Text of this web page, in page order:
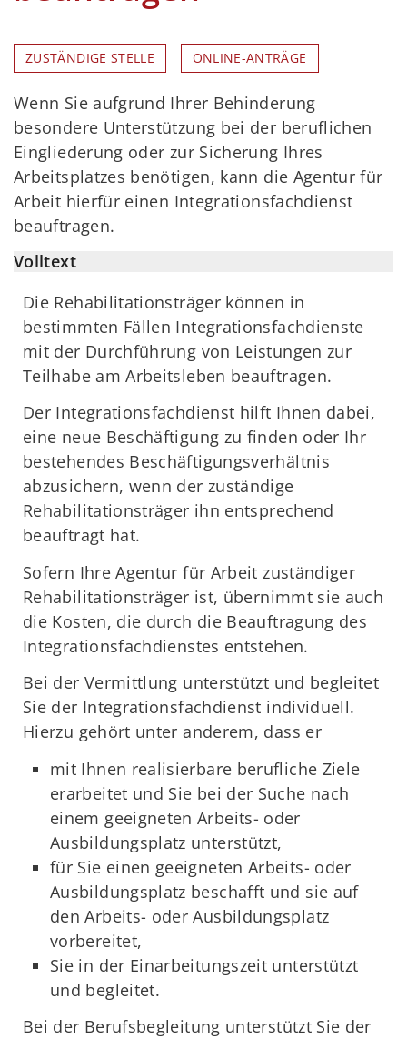
ZUSTÄNDIGE STELLE ONLINE-ANTRÄGE
Wenn Sie aufgrund Ihrer Behinderung
besondere Unterstützung bei der beruflichen
Eingliederung oder zur Sicherung Ihres
Arbeitsplatzes benötigen, kann die Agentur für
Arbeit hierfür einen Integrationsfachdienst
beauftragen.
Volltext
Die Rehabilitationsträger können in
bestimmten Fällen Integrationsfachdienste
mit der Durchführung von Leistungen zur
Teilhabe am Arbeitsleben beauftragen.
Der Integrationsfachdienst hilft Ihnen dabei,
eine neue Beschäftigung zu finden oder Ihr
bestehendes Beschäftigungsverhältnis
abzusichern, wenn der zuständige
Rehabilitationsträger ihn entsprechend
beauftragt hat.
Sofern Ihre Agentur für Arbeit zuständiger
Rehabilitationsträger ist, übernimmt sie auch
die Kosten, die durch die Beauftragung des
Integrationsfachdienstes entstehen.
Bei der Vermittlung unterstützt und begleitet
Sie der Integrationsfachdienst individuell.
Hierzu gehört unter anderem, dass er
mit Ihnen realisierbare berufliche Ziele
erarbeitet und Sie bei der Suche nach
einem geeigneten Arbeits- oder
Ausbildungsplatz unterstützt,
für Sie einen geeigneten Arbeits- oder
Ausbildungsplatz beschafft und sie auf
den Arbeits- oder Ausbildungsplatz
vorbereitet,
Sie in der Einarbeitungszeit unterstützt
und begleitet.
Bei der Berufsbegleitung unterstützt Sie der